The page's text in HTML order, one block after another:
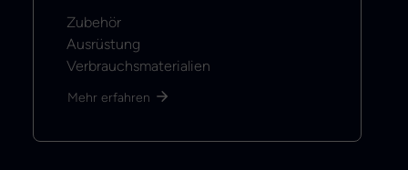
Zubehör
Ausrüstung
Verbrauchsmaterialien
Mehr erfahren